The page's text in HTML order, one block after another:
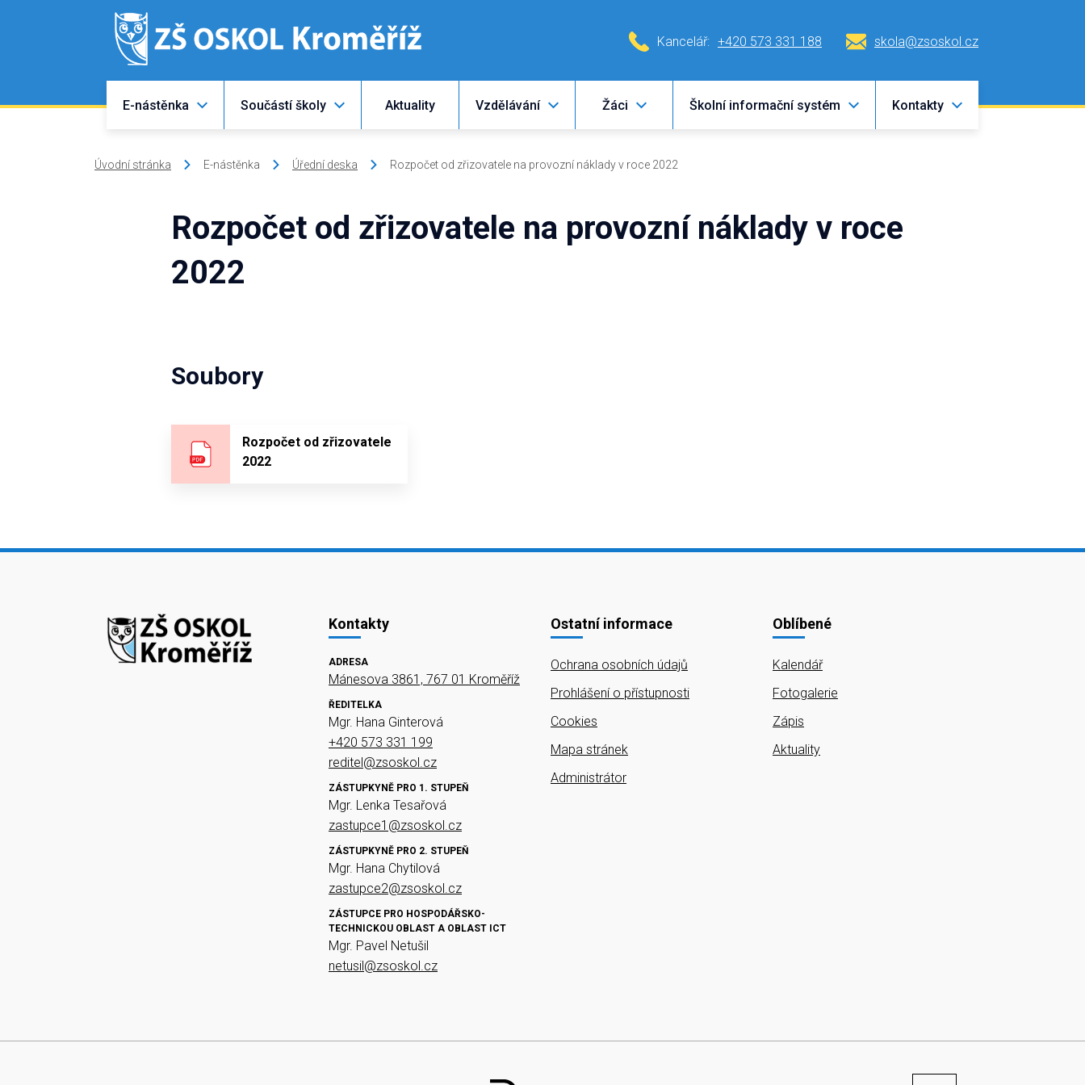
Kancelář: +420 573 331 188 skola@zsoskol.cz
E-nástěnka Součástí školy Aktuality Vzdělávání Žáci Školní informační systém Kontakty
Úvodní stránka E-nástěnka Úřední deska Rozpočet od zřizovatele na provozní náklady v roce 2022
Rozpočet od zřizovatele na provozní náklady v roce
2022
Soubory
Rozpočet od zřizovatele
2022
Kontakty
ADRESA
Mánesova 3861, 767 01 Kroměříž
ŘEDITELKA
Mgr. Hana Ginterová
+420 573 331 199
reditel@zsoskol.cz
ZÁSTUPKYNĚ PRO 1. STUPEŇ
Mgr. Lenka Tesařová
zastupce1@zsoskol.cz
ZÁSTUPKYNĚ PRO 2. STUPEŇ
Mgr. Hana Chytilová
zastupce2@zsoskol.cz
ZÁSTUPCE PRO HOSPODÁŘSKO-
TECHNICKOU OBLAST A OBLAST ICT
Mgr. Pavel Netušil
netusil@zsoskol.cz
Ostatní informace
Ochrana osobních údajů
Prohlášení o přístupnosti
Cookies
Mapa stránek
Administrátor
Oblíbené
Kalendář
Fotogalerie
Zápis
Aktuality